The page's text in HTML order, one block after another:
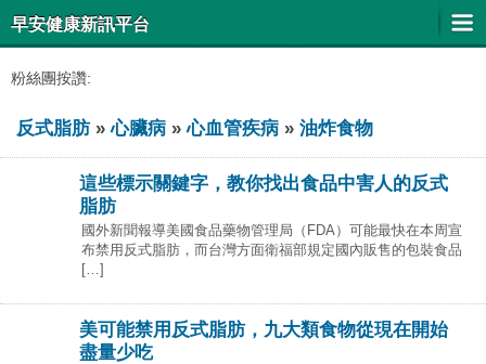
早安健康新訊平台
粉絲團按讚:
反式脂肪»心臟病 »心血管疾病 » 油炸食物
這些標示關鍵字，教你找出食品中害人的反式
脂肪
國外新聞報導美國食品藥物管理局（FDA）可能最快在本周宣
布禁用反式脂肪，而台灣方面衛福部規定國內販售的包裝食品
[…]
美可能禁用反式脂肪，九大類食物從現在開始
盡量少吃